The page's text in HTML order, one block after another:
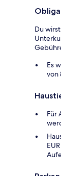
Du
Es
von
Für